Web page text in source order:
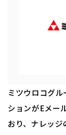
ミツウロコグ
ションがEメー
おり、ナレッ